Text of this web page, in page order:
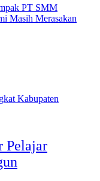
PT SMM
Masih Merasakan
Pelajar